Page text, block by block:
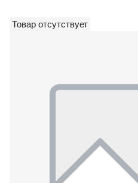
Товар отсутствует